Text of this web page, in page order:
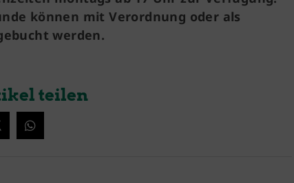
können mit Verordnung oder als
werden.
teilen